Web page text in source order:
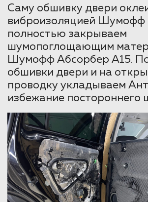
Саму обшивку двери
виброизоляцией
полностью закрываем
шумопоглощающим
Шумофф Абсорбер А15.
обшивки двери и на
проводку укладываем
избежание постороннего